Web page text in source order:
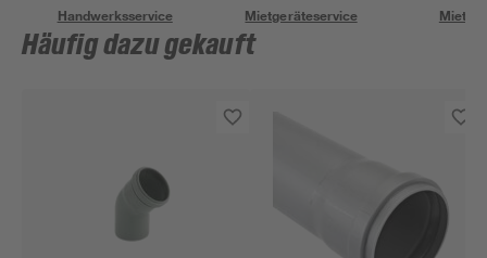
Handwerksservice Mietgeräteservice
Häufig dazu gekauft